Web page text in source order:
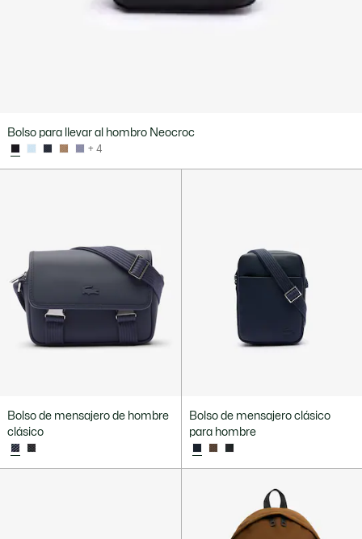
Bolso para llevar al hombro Neocroc
+ 4
Bolso de mensajero de hombre
clásico
Bolso de mensajero clásico
para hombre